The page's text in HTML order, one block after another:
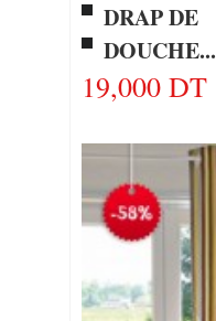
DRAP DE
DOUCHE...
19,000 DT